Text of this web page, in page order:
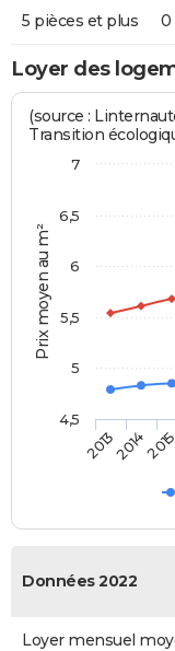
5 pièces et plus 0
Loyer des
Prix moyen au m²
(source :
Transition
20132014
4,5
5
5,5
6
6,5
7
Données 2022
Loyer mensuel